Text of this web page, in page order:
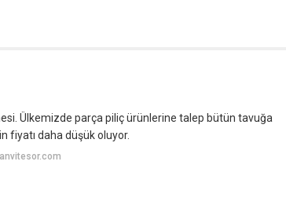
Ülkemizde parça piliç ürünlerine talep bütün tavuğa
fiyatı daha düşük oluyor.